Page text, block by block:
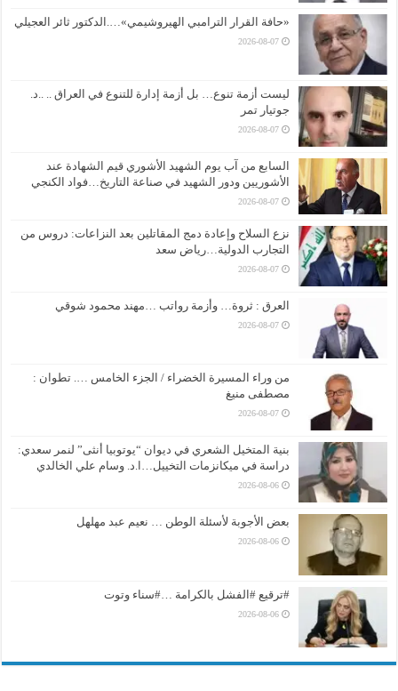
«حافة القرار الترامبي الهيروشيمي»….الدكتور ثائر العجيلي
2026-08-07
ليست أزمة تنوع… بل أزمة إدارة للتنوع في العراق .. ..د.
جوتيار تمر
2026-08-07
السابع من آب يوم الشهيد الأشوري قيم الشهادة عند
الأشوريين ودور الشهيد في صناعة التاريخ…فواد الكنجي
2026-08-07
نزع السلاح وإعادة دمج المقاتلين بعد النزاعات: دروس من
التجارب الدولية…رياض سعد
2026-08-07
العرق : ثروة… وأزمة رواتب …مهند محمود شوقي
2026-08-07
من وراء المسيرة الخضراء / الجزء الخامس …. تطوان :
مصطفى منيغ
2026-08-07
بنية المتخيل الشعري في ديوان “يوتوبيا أنثى” لنمر سعدي:
دراسة في ميكانزمات التخييل…ا.د. وسام علي الخالدي
2026-08-06
بعض الأجوبة لأسئلة الوطن … نعيم عبد مهلهل
2026-08-06
#ترقيع #الفشل بالكرامة …#سناء وتوت
2026-08-06